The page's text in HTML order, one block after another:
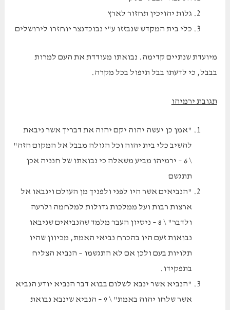
גלות יהויכין תחזור לארץ
כלי בית המקדש שנבזזו ע"י נבוכדנצר יוחזרו לירושלים
מיועדת שנתיים קדימה. נבואתו מעודדת את העם למרות
בבבל, כי לדעתו בבל תיפול בכל מקרה.
תגובת ירמיהו
"אמן כן יעשה יהוה יקם יהוה את דבריך אשר ניבאת
להשיב כלי בית יהוה וכל הגולה מבבל אל המקום הזה"
\ 6 – ירמיהו מביע משאלה כי נבואתו של חנניה אכן
תתגשם
"הנביאים אשר היו לפני ולפניך מן העולם וינבאו אל
ארצות רבות ועל ממלכות גדולות למלחמה ולרעה
ולדבר" \ 8 – ניסיון העבר מלמד שהנביאים שניבאו
נבואות זעם היו בהכרח נביאי האמת, מכיוון שהיו
תלויות בעם ולכן אם לא התגשמו – הנביא הצליח
בתפקידו.
"הנביא אשר ינבא לשלום בבוא דבר הנביא יודע הנביא
אשר שלחו יהוה באמת" \ 9 – הנביא שינבא נבואת